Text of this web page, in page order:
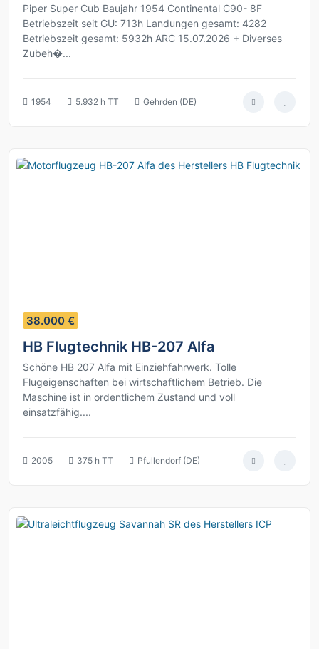
Piper Super Cub Baujahr 1954 Continental C90- 8F
Betriebszeit seit GU: 713h Landungen gesamt: 4282
Betriebszeit gesamt: 5932h ARC 15.07.2026 + Diverses
Zubeh�...
1954 5.932 h TT Gehrden (DE)
9
38.000 €
HB Flugtechnik HB-207 Alfa
Schöne HB 207 Alfa mit Einziehfahrwerk. Tolle
Flugeigenschaften bei wirtschaftlichem Betrieb. Die
Maschine ist in ordentlichem Zustand und voll
einsatzfähig....
2005 375 h TT Pfullendorf (DE)